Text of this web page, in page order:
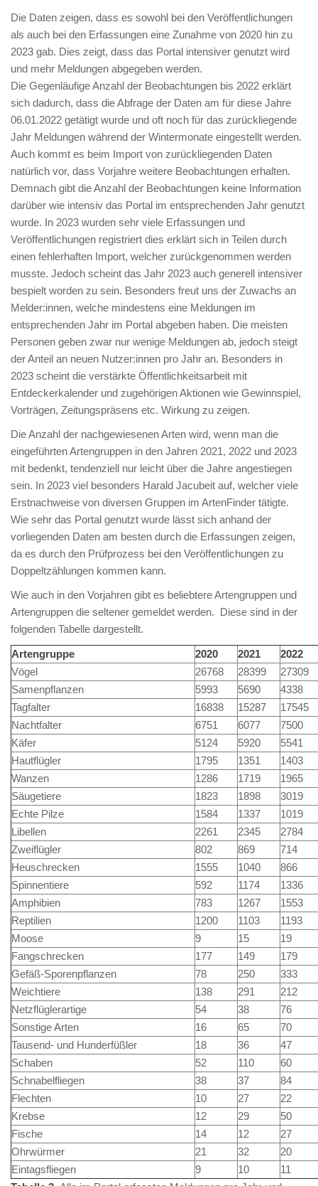
Die Daten zeigen, dass es sowohl bei den Veröffentlichungen
als auch bei den Erfassungen eine Zunahme von 2020 hin zu
2023 gab. Dies zeigt, dass das Portal intensiver genutzt wird
und mehr Meldungen abgegeben werden.
Die Gegenläufige Anzahl der Beobachtungen bis 2022 erklärt
sich dadurch, dass die Abfrage der Daten am für diese Jahre
06.01.2022 getätigt wurde und oft noch für das zurückliegende
Jahr Meldungen während der Wintermonate eingestellt werden.
Auch kommt es beim Import von zurückliegenden Daten
natürlich vor, dass Vorjahre weitere Beobachtungen erhalten.
Demnach gibt die Anzahl der Beobachtungen keine Information
darüber wie intensiv das Portal im entsprechenden Jahr genutzt
wurde. In 2023 wurden sehr viele Erfassungen und
Veröffentlichungen registriert dies erklärt sich in Teilen durch
einen fehlerhaften Import, welcher zurückgenommen werden
musste. Jedoch scheint das Jahr 2023 auch generell intensiver
bespielt worden zu sein. Besonders freut uns der Zuwachs an
Melder:innen, welche mindestens eine Meldungen im
entsprechenden Jahr im Portal abgeben haben. Die meisten
Personen geben zwar nur wenige Meldungen ab, jedoch steigt
der Anteil an neuen Nutzer:innen pro Jahr an. Besonders in
2023 scheint die verstärkte Öffentlichkeitsarbeit mit
Entdeckerkalender und zugehörigen Aktionen wie Gewinnspiel,
Vorträgen, Zeitungspräsens etc. Wirkung zu zeigen.
Die Anzahl der nachgewiesenen Arten wird, wenn man die
eingeführten Artengruppen in den Jahren 2021, 2022 und 2023
mit bedenkt, tendenziell nur leicht über die Jahre angestiegen
sein. In 2023 viel besonders Harald Jacubeit auf, welcher viele
Erstnachweise von diversen Gruppen im ArtenFinder tätigte.
Wie sehr das Portal genutzt wurde lässt sich anhand der
vorliegenden Daten am besten durch die Erfassungen zeigen,
da es durch den Prüfprozess bei den Veröffentlichungen zu
Doppeltzählungen kommen kann.
Wie auch in den Vorjahren gibt es beliebtere Artengruppen und
Artengruppen die seltener gemeldet werden. Diese sind in der
folgenden Tabelle dargestellt.
Artengruppe 2020 2021
2022
Vögel
26768 28399
27309
Samenpflanzen
5993 5690
4338
Tagfalter
16838 15287
17545
Nachtfalter
6751 6077
7500
Käfer
5124 5920
5541
Hautflügler
1795 1351
1403
Wanzen
1286 1719
1965
Säugetiere
1823 1898
3019
Echte Pilze
1584 1337
1019
Libellen
2261 2345
2784
Zweiflügler
802 869
714
Heuschrecken
1555 1040
866
Spinnentiere
592 1174
1336
Amphibien
783 1267
1553
Reptilien
1200 1103
1193
Moose
9 15
19
Fangschrecken
177 149
179
Gefäß-Sporenpflanzen
78 250
333
Weichtiere
138 291
212
Netzflüglerartige
54 38
76
Sonstige Arten
16 65
70
Tausend- und Hunderfüßler
18 36
47
Schaben
52 110
60
Schnabelfliegen
38 37
84
Flechten
10 27
22
Krebse
12 29
50
Fische
14 12
27
Ohrwürmer
21 32
20
Eintagsfliegen
9 10
11